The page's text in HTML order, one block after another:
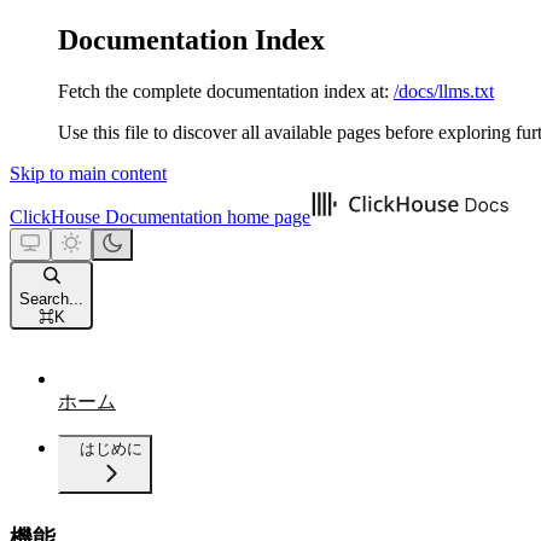
Documentation Index
Fetch the complete documentation index at: /docs/llms.txt
Use this file to discover all available pages before exploring
Skip to main content
ClickHouse Documentation home page
Search...
⌘K
ホーム
はじめに